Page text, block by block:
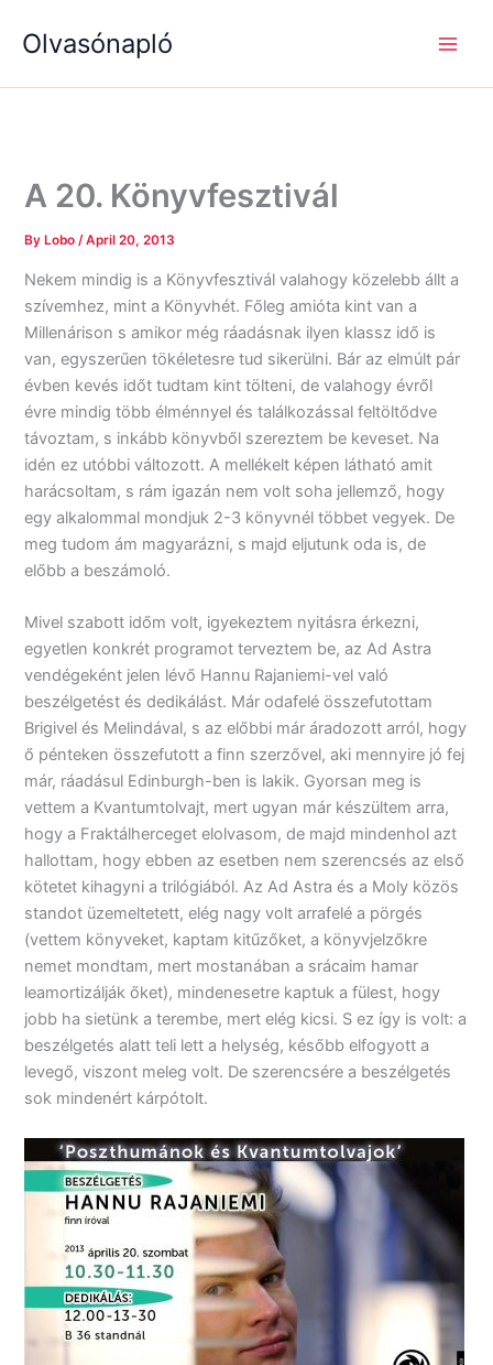
Olvasónapló
A 20. Könyvfesztivál
By Lobo/April 20, 2013
Nekem mindig is a Könyvfesztivál valahogy közelebb állt a
szívemhez, mint a Könyvhét. Főleg amióta kint van a
Millenárison s amikor még ráadásnak ilyen klassz idő is
van, egyszerűen tökéletesre tud sikerülni. Bár az elmúlt pár
évben kevés időt tudtam kint tölteni, de valahogy évről
évre mindig több élménnyel és találkozással feltöltődve
távoztam, s inkább könyvből szereztem be keveset. Na
idén ez utóbbi változott. A mellékelt képen látható amit
harácsoltam, s rám igazán nem volt soha jellemző, hogy
egy alkalommal mondjuk 2-3 könyvnél többet vegyek. De
meg tudom ám magyarázni, s majd eljutunk oda is, de
előbb a beszámoló.
Mivel szabott időm volt, igyekeztem nyitásra érkezni,
egyetlen konkrét programot terveztem be, az Ad Astra
vendégeként jelen lévő Hannu Rajaniemi-vel való
beszélgetést és dedikálást. Már odafelé összefutottam
Brigivel és Melindával, s az előbbi már áradozott arról, hogy
ő pénteken összefutott a finn szerzővel, aki mennyire jó fej
már, ráadásul Edinburgh-ben is lakik. Gyorsan meg is
vettem a Kvantumtolvajt, mert ugyan már készültem arra,
hogy a Fraktálherceget elolvasom, de majd mindenhol azt
hallottam, hogy ebben az esetben nem szerencsés az első
kötetet kihagyni a trilógiából. Az Ad Astra és a Moly közös
standot üzemeltetett, elég nagy volt arrafelé a pörgés
(vettem könyveket, kaptam kitűzőket, a könyvjelzőkre
nemet mondtam, mert mostanában a srácaim hamar
leamortizálják őket), mindenesetre kaptuk a fülest, hogy
jobb ha sietünk a terembe, mert elég kicsi. S ez így is volt: a
beszélgetés alatt teli lett a helység, később elfogyott a
levegő, viszont meleg volt. De szerencsére a beszélgetés
sok mindenért kárpótolt.
e
a
é
g
k
é
g
k